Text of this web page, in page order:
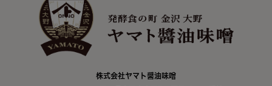
株式会社ヤマト醤油味噌